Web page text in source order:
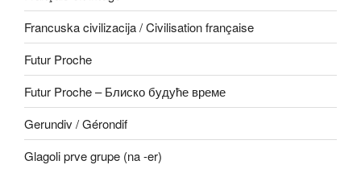
Francuska civilizacija / Civilisation française
Futur Proche
Futur Proche – Блиско будуће време
Gerundiv / Gérondif
Glagoli prve grupe (na -er)